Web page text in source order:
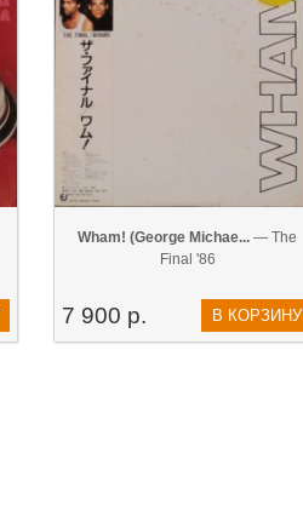
Wham! (George Michae... — The
Final '86
7 900 р. В КОРЗИНУ